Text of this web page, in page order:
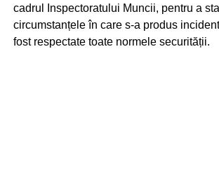
cadrul Inspectoratului Muncii, pentru a
circumstanțele în care s-a produs
fost respectate toate normele securității.